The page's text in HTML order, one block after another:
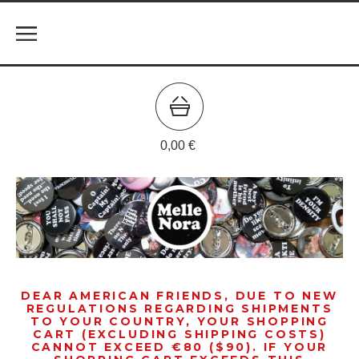
0,00 €
DEAR AMERICAN FRIENDS, DUE TO NEW
REGULATIONS REGARDING SHIPMENTS
TO YOUR COUNTRY, YOUR SHOPPING
CART (EXCLUDING SHIPPING COSTS)
CANNOT EXCEED €80 ($90). IF YOUR